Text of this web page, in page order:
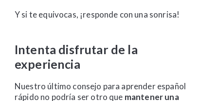
Y si te equivocas, ¡responde con una sonrisa!
Intenta disfrutar de la
experiencia
Nuestro último consejo para aprender español
rápido no podría ser otro que mantener una